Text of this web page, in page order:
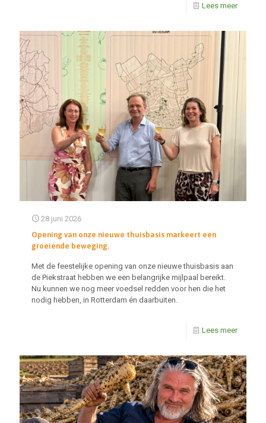
Lees meer
28 juni 2026
Opening van onze nieuwe thuisbasis markeert een
groeiende beweging.
Met de feestelijke opening van onze nieuwe thuisbasis aan
de Piekstraat hebben we een belangrijke mijlpaal bereikt.
Nu kunnen we nog meer voedsel redden voor hen die het
nodig hebben, in Rotterdam én daarbuiten.
Lees meer